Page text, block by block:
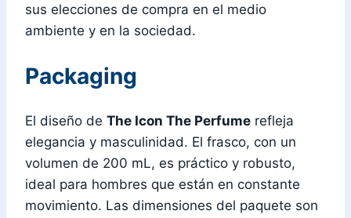
sus elecciones de compra en el medio
ambiente y en la sociedad.
Packaging
El diseño de The Icon The Perfume refleja
elegancia y masculinidad. El frasco, con un
volumen de 200 mL, es práctico y robusto,
ideal para hombres que están en constante
movimiento. Las dimensiones del paquete son